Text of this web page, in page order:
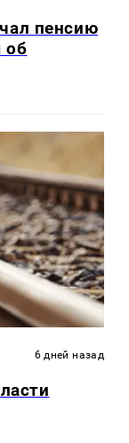
пенсию
об
6 дней назад